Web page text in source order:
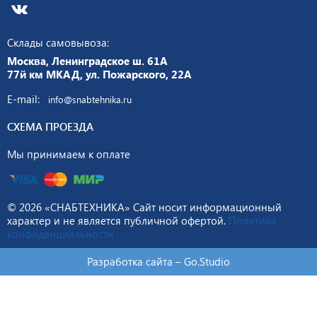
Склады самовывоза:
Москва, Ленинградское ш. 61А
77й км МКАД, ул. Пожарского, 22А
E-mail:
info@snabtehnika.ru
СХЕМА ПРОЕЗДА
Мы принимаем к оплате
© 2026 «СНАБТЕХНИКА» Сайт носит информационный
характер и не является публичной офертой. Политика
конфиденциальности
Разработка сайта – Go.Studio